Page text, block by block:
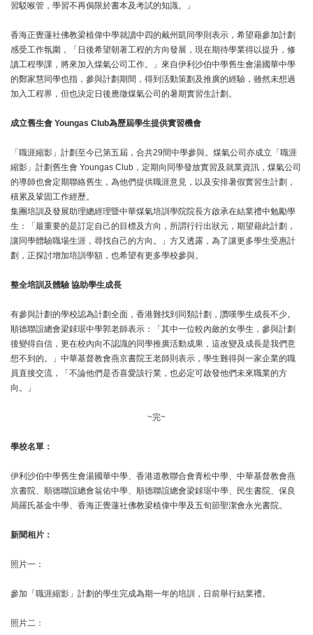
習駁喉管，學習不再侷限於書本及考試的知識。」
香海正覺蓮社佛教梁植偉中學就讀中四的戴州凱同學則表示，希望藉參加計劃
感受工作氛圍，「日後希望朝著工程的方向發展，現在期待學業得以提升，修
讀工程學課，將來加入煤氣公司工作。」來自伊利沙伯中學舊生會湯國華中學
的鄭家慧同學也指，參與計劃期間，得到活動策劃及推廣的經驗，雖然未想過
加入工程界，但也決定日後應徵煤氣公司的暑期實習生計劃。
成立舊生會 Youngas Club為歷屆學生提供實習機會
「職涯縮影」計劃至今已第五屆，合共29間中學參與。煤氣公司亦成立「職涯
縮影」計劃舊生會 Youngas Club，定期向同學發放實習及就業資訊，煤氣公司
的導師也會定期聯絡舊生，為他們提供職涯意見，以及安排暑假實習生計劃，
積累及鞏固工作經歷。
集團培訓及發展助理總經理暨中華煤氣培訓學院院長方啟承在結業禮中勉勵學
生：「最重要的是訂定自己的目標及方向，所謂行行出狀元，期望藉此計劃，
讓同學體驗職場生涯，尋找自己的方向。」方又透露，為了讓更多學生受惠計
劃，正探討增加培訓學額，也希望有更多學校參與。
整全培訓及體驗 協助學生成長
有參與計劃的學校認為計劃全面，香港難找到同類計劃，讚嘆學生成長不少。
順德聯誼總會梁銶琚中學郭老師表示：「其中一位較內斂的女學生，參與計劃
後變得自信，更在校內向不認識的同學推廣活動成果，這改變及成長是我們意
想不到的。」中華基督教會燕京書院王老師則表示，學生難得與一家企業的職
員直接交流，「不論他們是否喜愛該行業，也必定可啟發他們未來職業的方
向。」
~完~
學校名單：
伊利沙伯中學舊生會湯國華中學、香港道教聯合會青松中學、中華基督教會燕
京書院、順德聯誼總會翁佑中學、順德聯誼總會梁銶琚中學、民生書院、保良
局羅氏基金中學、香海正覺蓮社佛教梁植偉中學及五旬節聖潔會永光書院。
新聞相片：
照片一：
參加「職涯縮影」計劃的學生完成為期一年的培訓，日前舉行結業禮。
照片二：